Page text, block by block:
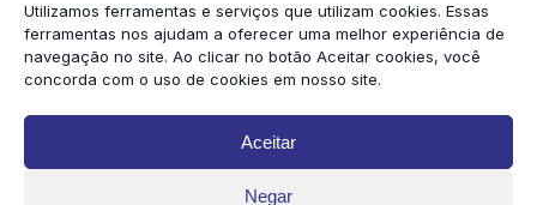
Utilizamos ferramentas e serviços que utilizam cookies. Essas
ferramentas nos ajudam a oferecer uma melhor experiência de
navegação no site. Ao clicar no botão Aceitar cookies, você
concorda com o uso de cookies em nosso site.
Aceitar
Negar
2026 Jornal de Corupá. Todos os direitos reservados.